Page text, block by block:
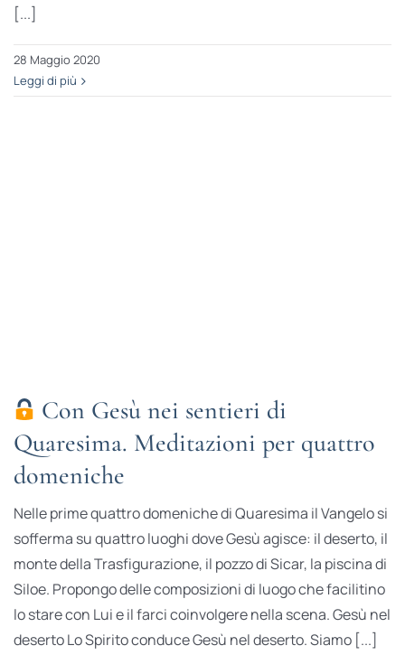
[...]
28 Maggio 2020
Leggi di più
Con Gesù nei sentieri di
Quaresima. Meditazioni per quattro
domeniche
Nelle prime quattro domeniche di Quaresima il Vangelo si
sofferma su quattro luoghi dove Gesù agisce: il deserto, il
monte della Trasfigurazione, il pozzo di Sicar, la piscina di
Siloe. Propongo delle composizioni di luogo che facilitino
lo stare con Lui e il farci coinvolgere nella scena. Gesù nel
deserto Lo Spirito conduce Gesù nel deserto. Siamo [...]